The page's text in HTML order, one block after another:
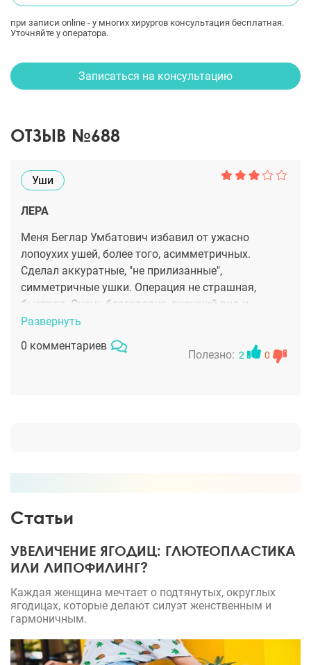
при записи online - у многих хирургов консультация бесплатная.
Уточняйте у оператора.
Записаться на консультацию
ОТЗЫВ №688
Уши
ЛЕРА
Меня Беглар Умбатович избавил от ужасно
лопоухих ушей, более того, асимметричных.
Сделал аккуратные, "не прилизанные",
симметричные ушки. Операция не страшная,
быстрая. Очень благодарна, внешний вид и
самооценка изменились. Спасибо!
Развернуть
0 комментариев
Полезно: 2 0
Статьи
УВЕЛИЧЕНИЕ ЯГОДИЦ: ГЛЮТЕОПЛАСТИКА
ИЛИ ЛИПОФИЛИНГ?
Каждая женщина мечтает о подтянутых, округлых
ягодицах, которые делают силуэт женственным и
гармоничным.